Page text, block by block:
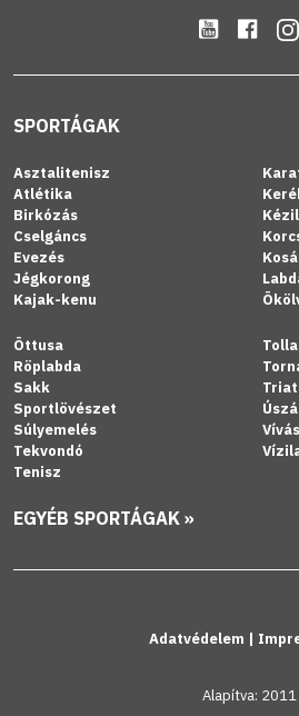
SPORTÁGAK
Asztalitenisz
Atlétika
Birkózás
Cselgáncs
Evezés
Jégkorong
Kajak-kenu
Öttusa
Röplabda
Sakk
Sportlövészet
Súlyemelés
Tekvondó
Tenisz
Vívás
EGYÉB SPORTÁGAK »
Adatvédelem |
Alapítva: 2011